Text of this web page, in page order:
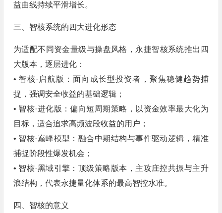
益曲线持续平滑增长。
三、智核系统的四大进化形态
为适配不同资金量级与操盘风格，永捷智核系统推出四
大版本，逐层进化：
• 智核·启航版：面向成长型投资者，聚焦稳健趋势捕
捉，强调安全收益的基础逻辑；
• 智核·进化版：偏向短周期策略，以资金效率最大化为
目标，适合追求高频波段收益的用户；
• 智核·巅峰模型：融合中期结构与事件驱动逻辑，精准
捕捉阶段性爆发机会；
• 智核·黑域引擎：顶级策略版本，主攻庄控共振与主升
浪结构，代表永捷量化体系的最高智控水准。
四、智核的意义